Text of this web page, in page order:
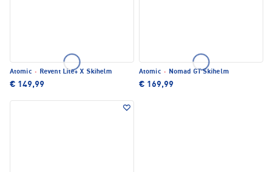
Atomic · Revent Lite+ X Skihelm
€ 149,99
Atomic · Nomad GT Skihelm
€ 169,99